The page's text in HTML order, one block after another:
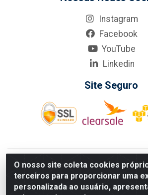
O nosso site coleta cookies
terceiros para proporcionar uma
personalizada ao usuário,
Instagram
Facebook
YouTube
Linkedin
Site Seguro
KarneKeijo Logistica Integrada LTDA - Rod.
- Barro, Recife/PE, 50900-400 CNPJ:
Estados atendidos pela KarneKeijo: